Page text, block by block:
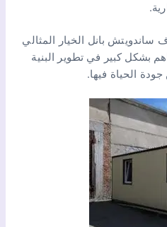
بانل الخيار المثالي
بشكل كبير في تطوير البنية
الحياة فيها.